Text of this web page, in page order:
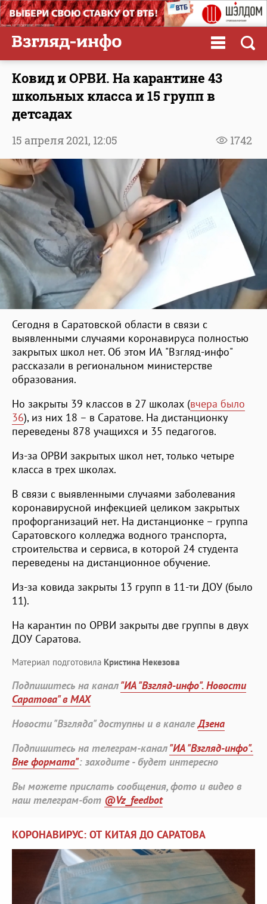
Ковид и ОРВИ. На карантине 43
школьных класса и 15 групп в
детсадах
1742
15 апреля 2021, 12:05
Сегодня в Саратовской области в связи с
выявленными случаями коронавируса полностью
закрытых школ нет. Об этом ИА "Взгляд-инфо"
рассказали в региональном министерстве
образования.
Но закрыты 39 классов в 27 школах (вчера было
36), из них 18 – в Саратове. На дистанционку
переведены 878 учащихся и 35 педагогов.
Из-за ОРВИ закрытых школ нет, только четыре
класса в трех школах.
В связи с выявленными случаями заболевания
коронавирусной инфекцией целиком закрытых
профорганизаций нет. На дистанционке – группа
Саратовского колледжа водного транспорта,
строительства и сервиса, в которой 24 студента
переведены на дистанционное обучение.
Из-за ковида закрыты 13 групп в 11-ти ДОУ (было
11).
На карантин по ОРВИ закрыты две группы в двух
ДОУ Саратова.
Материал подготовила Кристина Некезова
Подпишитесь на канал"ИА "Взгляд-инфо". Новости
Саратова" в MAX
Новости "Взгляда" доступны и в каналеДзена
Подпишитесь на телеграм-канал"ИА "Взгляд-инфо".
Вне формата": заходите - будет интересно
Вы можете прислать сообщения, фото и видео в
наш телеграм-бот @Vz_feedbot
КОРОНАВИРУС: ОТ КИТАЯ ДО САРАТОВА